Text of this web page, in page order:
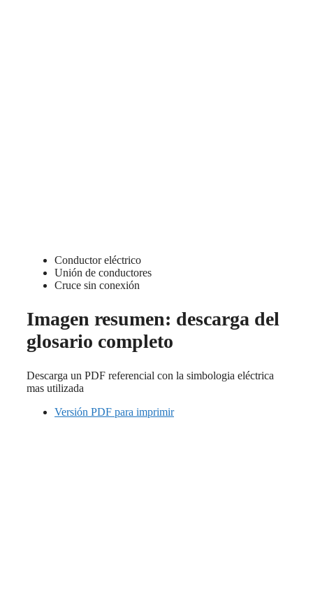
Conductor eléctrico
Unión de conductores
Cruce sin conexión
Imagen resumen: descarga del
glosario completo
Descarga un PDF referencial con la simbologia eléctrica
mas utilizada
Versión PDF para imprimir